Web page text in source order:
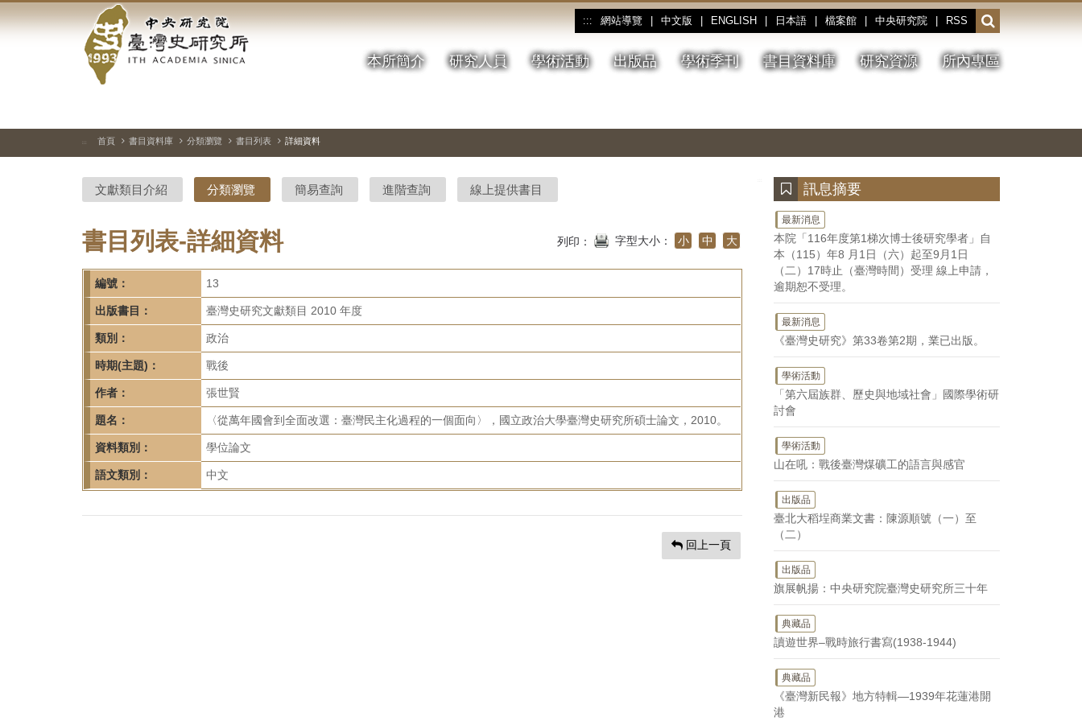
到
中
央
研
院-
臺
灣
史
研
究
所-
首
頁
::: 網站導覽 中文版 ENGLISH 日本語 檔案館 中央研究院 RSS
開
啟
或
收
本所簡介 研究人員 學術活動 出版品 學術季刊 書目資料庫 研究資源 所內專區
停、
圖
圖
結
::: 首頁 書目資料庫 分類瀏覽 書目列表 詳細資料
文獻類目介紹 分類瀏覽 簡易查詢 進階查詢 線上提供書目
書目列表-詳細資料 列印： 字型大小： 小 中 大
編號： 13
出版書目： 臺灣史研究文獻類目 2010 年度
類別： 政治
時期(主題)： 戰後
作者： 張世賢
題名： 〈從萬年國會到全面改選：臺灣民主化過程的一個面向〉，國立政治大學臺灣史研究所碩士論文，2010。
資料類別： 學位論文
語文類別： 中文
回上一頁
訊息摘要
最新消息
本院「116年度第1梯次博士後研究學者」自
本（115）年8 月1日（六）起至9月1日
（二）17時止（臺灣時間）受理 線上申請，
逾期恕不受理。
最新消息
《臺灣史研究》第33卷第2期，業已出版。
學術活動
「第六屆族群、歷史與地域社會」國際學術研
討會
學術活動
山在吼：戰後臺灣煤礦工的語言與感官
出版品
臺北大稻埕商業文書：陳源順號（一）至
（二）
出版品
旗展帆揚：中央研究院臺灣史研究所三十年
典藏品
讀遊世界–戰時旅行書寫(1938-1944)
典藏品
《臺灣新民報》地方特輯—1939年花蓮港開
港